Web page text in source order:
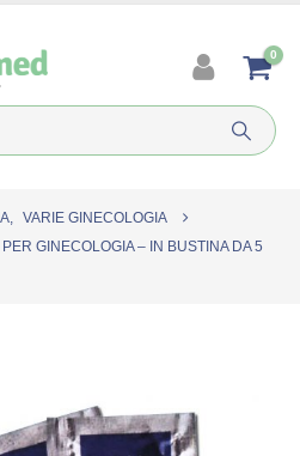
0
, VARIE GINECOLOGIA
GINECOLOGIA – IN BUSTINA DA 5